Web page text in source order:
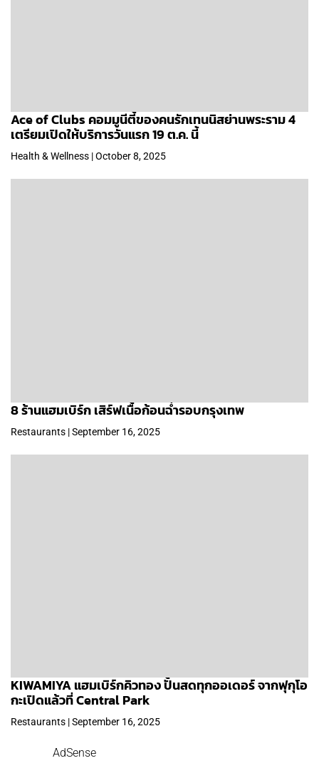
Ace of Clubs คอมมูนีตี้ของคนรักเทนนิสย่านพระราม 4
เตรียมเปิดให้บริการวันแรก 19 ต.ค. นี้
Health & Wellness | October 8, 2025
8 ร้านแฮมเบิร์ก เสิร์ฟเนื้อก้อนฉ่ำรอบกรุงเทพ
Restaurants | September 16, 2025
KIWAMIYA แฮมเบิร์กคิวทอง ปั้นสดทุกออเดอร์ จากฟุกุโอ
กะเปิดแล้วที่ Central Park
Restaurants | September 16, 2025
AdSense